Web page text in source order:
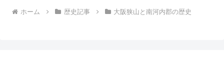
ホーム 歴史記事 大阪狭山と南河内郡の歴史